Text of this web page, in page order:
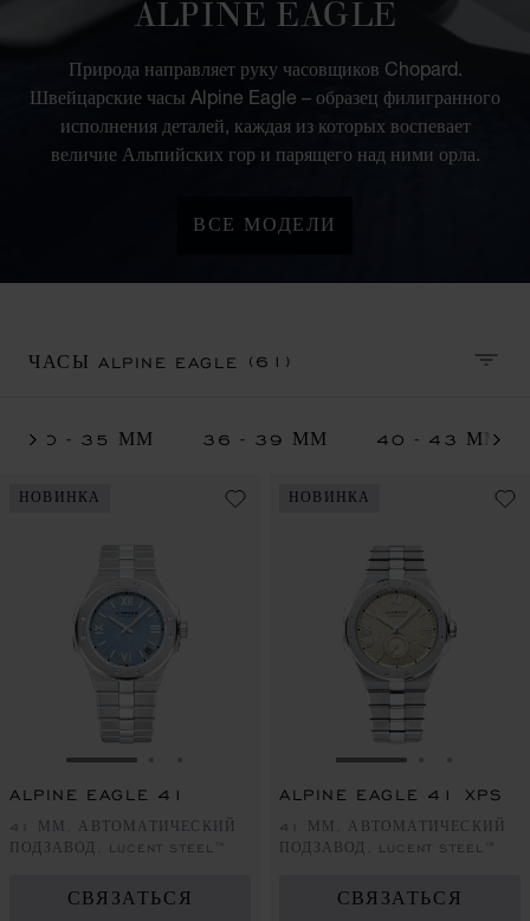
ALPINE EAGLE
Природа направляет руку часовщиков Chopard.
Швейцарские часы Alpine Eagle – образец филигранного
исполнения деталей, каждая из которых воспевает
величие Альпийских гор и парящего над ними орла.
ВСЕ МОДЕЛИ
ЧАСЫ ALPINE EAGLE(61)
30 - 35 ММ 36 - 39 ММ 40 - 43 ММ
НОВИНКА
ПЕРЕЙТИ К СЛАЙДУ 1
ПЕРЕЙТИ К СЛАЙДУ 2
ПЕРЕЙТИ К СЛАЙДУ 3
ALPINE EAGLE 41
41 ММ, АВТОМАТИЧЕСКИЙ
ПОДЗАВОД, LUCENT STEEL™
СВЯЗАТЬСЯ
НОВИНКА
ПЕРЕЙТИ К
ALPINE EAGLE 41 XPS
41 ММ, АВТОМАТИЧЕСКИЙ
ПОДЗАВОД, LUCENT STEEL™
СВЯЗАТЬСЯ